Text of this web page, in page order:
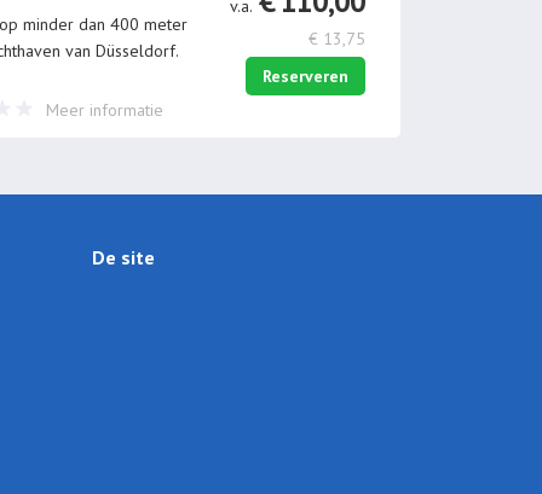
minder dan 400 meter
van Düsseldorf.
Meer informatie
v.a.
€ 13,75
Reserveren
De site